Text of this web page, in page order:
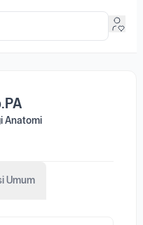
Anatomi
Umum